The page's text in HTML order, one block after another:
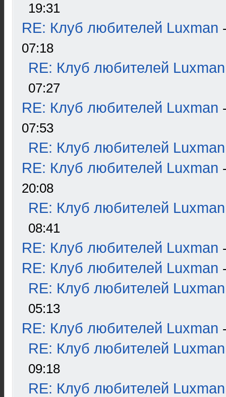
19:31
RE: Клуб любителей Luxman
07:18
RE: Клуб любителей Luxman
07:27
RE: Клуб любителей Luxman
07:53
RE: Клуб любителей Luxman
RE: Клуб любителей Luxman
20:08
RE: Клуб любителей Luxman
08:41
RE: Клуб любителей Luxman
RE: Клуб любителей Luxman
RE: Клуб любителей Luxman
05:13
RE: Клуб любителей Luxman
RE: Клуб любителей Luxman
09:18
RE: Клуб любителей Luxman